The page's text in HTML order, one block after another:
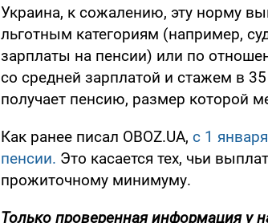
Украина, к сожалению, эту норму
льготным категориям (например,
зарплаты на пенсии) или по
со средней зарплатой и стажем в
получает пенсию, размер которой
Как ранее писал OBOZ.UA, с 1
пенсии. Это касается тех, чьи
прожиточному минимуму.
Только проверенная информация у